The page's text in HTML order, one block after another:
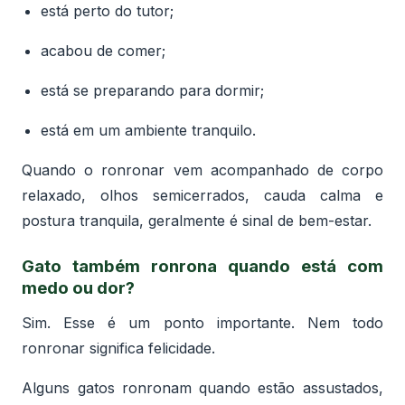
está perto do tutor;
acabou de comer;
está se preparando para dormir;
está em um ambiente tranquilo.
Quando o ronronar vem acompanhado de corpo
relaxado, olhos semicerrados, cauda calma e
postura tranquila, geralmente é sinal de bem-estar.
Gato também ronrona quando está com
medo ou dor?
Sim. Esse é um ponto importante. Nem todo
ronronar significa felicidade.
Alguns gatos ronronam quando estão assustados,